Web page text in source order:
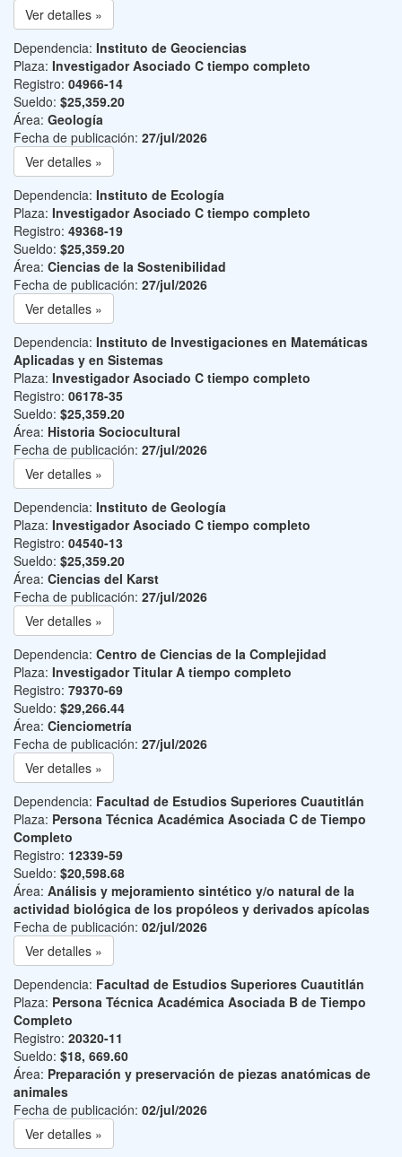
Ver detalles »
Dependencia: Instituto de Geociencias
Plaza: Investigador Asociado C tiempo completo
Registro: 04966-14
Sueldo: $25,359.20
Área: Geología
Fecha de publicación: 27/jul/2026
Ver detalles »
Dependencia: Instituto de Ecología
Plaza: Investigador Asociado C tiempo completo
Registro: 49368-19
Sueldo: $25,359.20
Área: Ciencias de la Sostenibilidad
Fecha de publicación: 27/jul/2026
Ver detalles »
Dependencia: Instituto de Investigaciones en Matemáticas
Aplicadas y en Sistemas
Plaza: Investigador Asociado C tiempo completo
Registro: 06178-35
Sueldo: $25,359.20
Área: Historia Sociocultural
Fecha de publicación: 27/jul/2026
Ver detalles »
Dependencia: Instituto de Geología
Plaza: Investigador Asociado C tiempo completo
Registro: 04540-13
Sueldo: $25,359.20
Área: Ciencias del Karst
Fecha de publicación: 27/jul/2026
Ver detalles »
Dependencia: Centro de Ciencias de la Complejidad
Plaza: Investigador Titular A tiempo completo
Registro: 79370-69
Sueldo: $29,266.44
Área: Cienciometría
Fecha de publicación: 27/jul/2026
Ver detalles »
Dependencia: Facultad de Estudios Superiores Cuautitlán
Plaza: Persona Técnica Académica Asociada C de Tiempo
Completo
Registro: 12339-59
Sueldo: $20,598.68
Área: Análisis y mejoramiento sintético y/o natural de la
actividad biológica de los propóleos y derivados apícolas
Fecha de publicación: 02/jul/2026
Ver detalles »
Dependencia: Facultad de Estudios Superiores Cuautitlán
Plaza: Persona Técnica Académica Asociada B de Tiempo
Completo
Registro: 20320-11
Sueldo: $18, 669.60
Área: Preparación y preservación de piezas anatómicas de
animales
Fecha de publicación: 02/jul/2026
Ver detalles »